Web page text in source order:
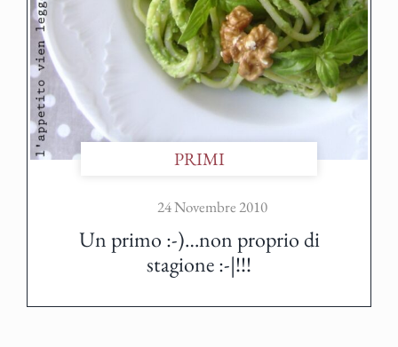
PRIMI
24 Novembre 2010
Un primo :-)…non proprio di
stagione :-|!!!